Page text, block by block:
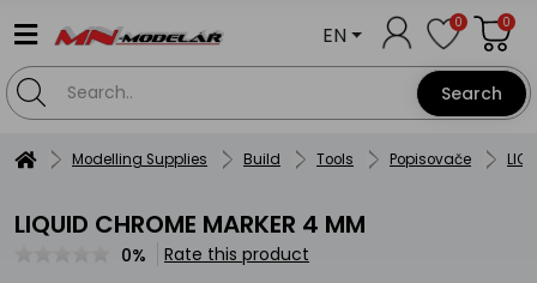
Search
EN 0 0
Modelling Supplies Build Tools Popisovače
LIQUID CHROME MARKER 4 MM
0% Rate this product